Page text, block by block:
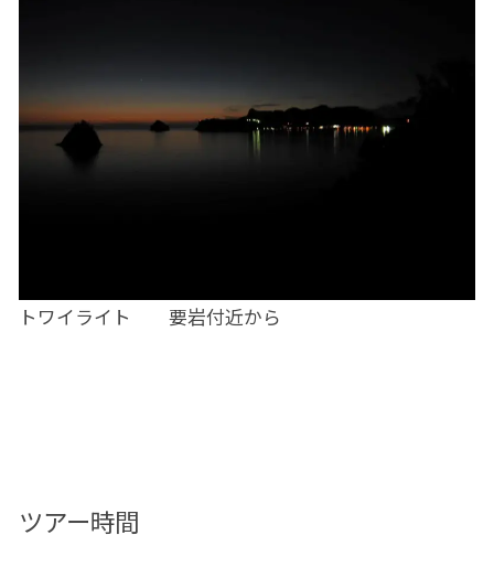
トワイライト 要岩付近から
ツアー時間